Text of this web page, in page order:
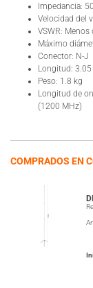
Impedancia:
Velocidad del
VSWR: Menos
Máximo
Conector: N-J
Longitud: 3.05
Peso: 1.8 kg
Longitud de
(1200 MHz)
COMPRADOS EN